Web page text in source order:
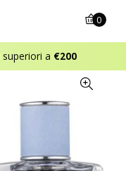
superiori a €200
0